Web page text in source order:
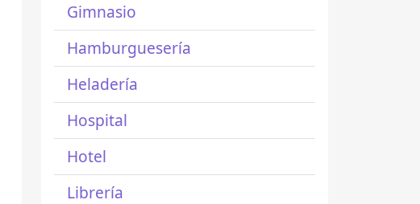
Gimnasio
Hamburguesería
Heladería
Hospital
Hotel
Librería